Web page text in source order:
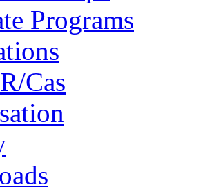
Programs
Cas